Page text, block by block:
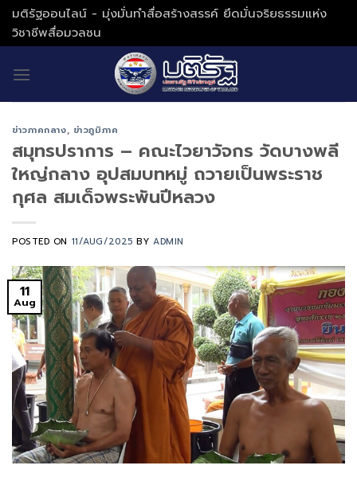
Skip
to
content
มติรัฐออนไลน์ - มุ่งมั่นทำสื่อสร้างสรรค์ ยึดมั่นจริยธรรมแห่ง
วิชาชีพสื่อมวลชน
ข่าวภาคกลาง, ข่าวภูมิภาค
สมุทรปราการ – คณะไวยาวัจกร วัดบางพลี
ใหญ่กลาง อุปสมบทหมู่ ถวายเป็นพระราช
กุศล สมเด็จพระพันปีหลวง
POSTED ON 11/AUG/2025 BYADMIN
11
Aug